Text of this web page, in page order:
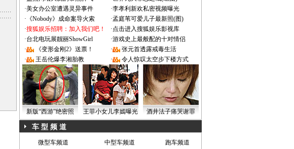
·美女办公室遭遇灵异事件 ·李孝利新欢私密视频曝光
· 《Nobody》成命案导火索 ·孟庭苇可爱儿子最新照(图)
·搜狐娱乐招聘：加入我们吧！ ·点击进入搜狐娱乐影视库
·台北电玩展靓丽ShowGirl ·游戏史上最般配的十对情侣
·
《变形金刚2》送票！ ·
张元首透露戒毒生活
·
王岳伦爆李湘胎教 · 令人惊叹太空步下楼方式
新版“西游”绝密照 王菲小女儿李嫣曝光 酒井法子痛哭谢罪
车 型 频 道
微型车频道 中型车频道
跑车频道